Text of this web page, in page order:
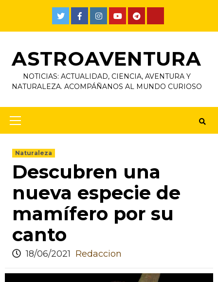
ASTROAVENTURA
NOTICIAS: ACTUALIDAD, CIENCIA, AVENTURA Y
NATURALEZA. ACOMPÁÑANOS AL MUNDO CURIOSO
Naturaleza
Descubren una
nueva especie de
mamífero por su
canto
18/06/2021 Redaccion